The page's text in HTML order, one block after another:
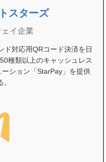
スターズ
イ企業
ド対応用QRコード決済を日
種類以上のキャッシュレス
ション「StarPay」を提供